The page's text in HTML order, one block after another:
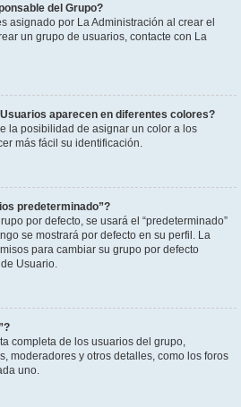
del Grupo?
asignado por La Administración al crear el
un grupo de usuarios, contacte con La
aparecen en diferentes colores?
la posibilidad de asignar un color a los
más fácil su identificación.
predeterminado”?
por defecto, se usará el “predeterminado”
se mostrará por defecto en su perfil. La
para cambiar su grupo por defecto
Usuario.
completa de los usuarios del grupo,
moderadores y otros detalles, como los foros
uno.